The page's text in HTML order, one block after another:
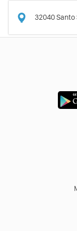
32040Santo